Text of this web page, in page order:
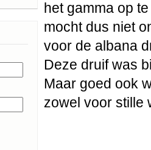
het gamma op
mocht dus niet
voor de albana
Deze druif was
Maar goed ook
zowel voor stille